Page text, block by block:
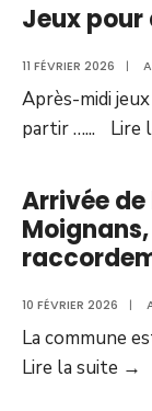
Jeux
11 FÉVRIER 2026 |
Après-midi
partir …... Lire
Arrivée de
10 FÉVRIER 2026 |
La commune
Lire la suite →